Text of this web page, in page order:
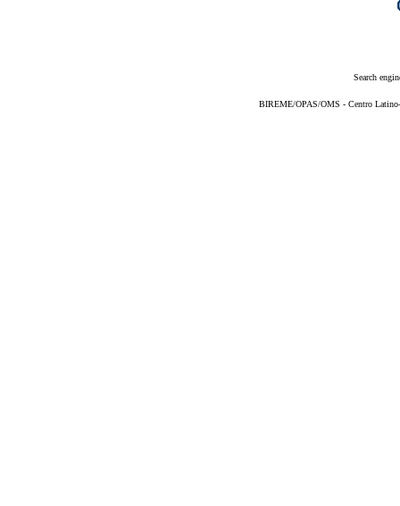
Search
BIREME/OPAS/OMS - Centro Latino-